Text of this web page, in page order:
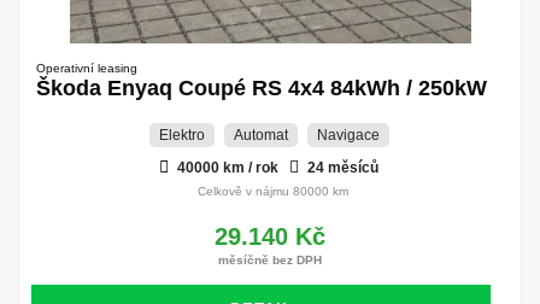
Operativní leasing
Škoda Enyaq Coupé RS 4x4 84kWh / 250kW
Elektro Automat
Navigace
40000 km / rok
24 měsíců
Celkově v nájmu 80000 km
29.140 Kč
měsíčně bez DPH